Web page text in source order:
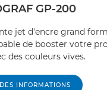
GP-200
jet d'encre grand
de booster votre
des couleurs vives.
INFORMATIONS